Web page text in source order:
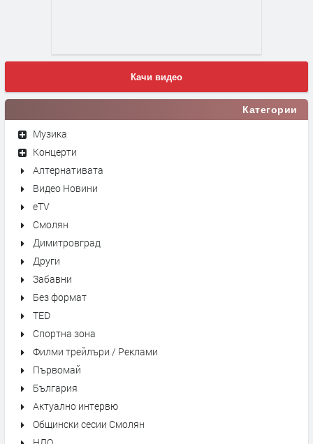
Качи видео
Категории
Музика
Концерти
Алтернативата
Видео Новини
eTV
Смолян
Димитровград
Други
Забавни
Без формат
TED
Спортна зона
Филми трейлъри / Реклами
Първомай
България
Актуално интервю
Общински сесии Смолян